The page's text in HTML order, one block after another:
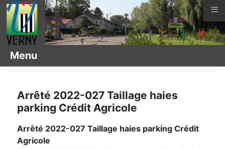
Vous êtes ici :
2022
Arrêté 2022-027 Taillage haies
parking Crédit Agricole
Arrêté 2022-027 Taillage haies parking Crédit
Agricole
Menu
≡